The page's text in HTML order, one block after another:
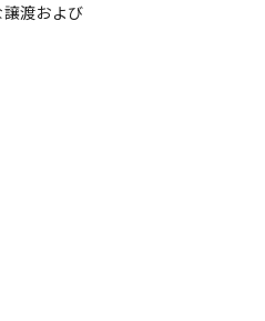
渡および